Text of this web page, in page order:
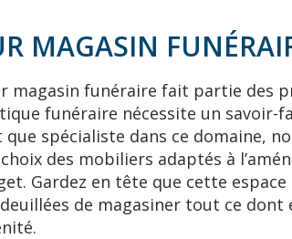
MAGASIN
magasin funéraire fait partie des
funéraire nécessite un savoir-
spécialiste dans ce domaine,
des mobiliers adaptés à
Gardez en tête que cette
de magasiner tout ce